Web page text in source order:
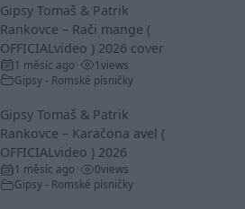
Gipsy Tomaš & Patrik
Rankovce – Rači mange (
OFFICIALvideo ) 2026 cover
1 měsíc ago 1views
Gipsy - Romské písničky
Gipsy Tomaš & Patrik
Rankovce – Karačona avel (
OFFICIALvideo ) 2026
1 měsíc ago 0views
Gipsy - Romské písničky